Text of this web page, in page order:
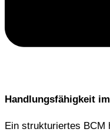
Handlungsfähigkeit
Ein strukturiertes BCM